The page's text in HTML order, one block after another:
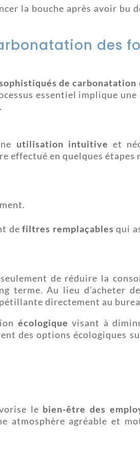
la bouche après avoir bu
des
de carbonatation
essentiel implique
utilisation intuitive et
effectué en quelques étapes
defiltres remplaçables qui
de réduire la
Au lieu d’acheter
directement au
écologique visant à
des options écologiques
le bien-être des
atmosphère agréable et